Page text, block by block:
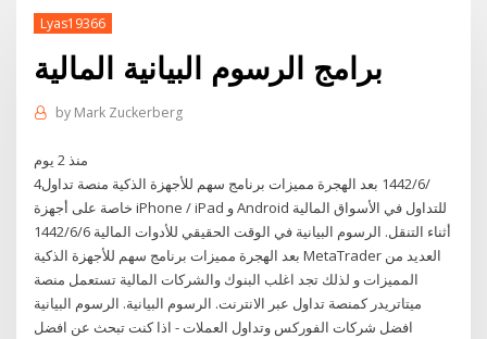
Lyas19366
برامج الرسوم البيانية المالية
by Mark Zuckerberg
منذ 2 يوم
4‏‏/6‏‏/1442 بعد الهجرة مميزات برنامج سهم للأجهزة الذكية منصة تداول
خاصة على أجهزة iPhone / iPad و Android للتداول في الأسواق المالية
أثناء التنقل. الرسوم البيانية في الوقت الحقيقي للأدوات المالية 6‏‏/6‏‏/1442
بعد الهجرة مميزات برنامج سهم للأجهزة الذكية MetaTrader العديد من
المميزات و لذلك تجد اغلب البنوك والشركات المالية تستعمل منصة
ميتاتريدر كمنصة تداول عبر الانترنت. الرسوم البيانية. الرسوم البيانية
افضل شركات الفوركس وتداول العملات - اذا كنت تبحث عن افضل